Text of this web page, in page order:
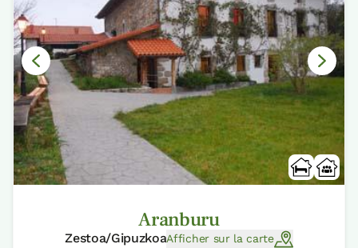
Aranburu
Zestoa/GipuzkoaAfficher sur la carte